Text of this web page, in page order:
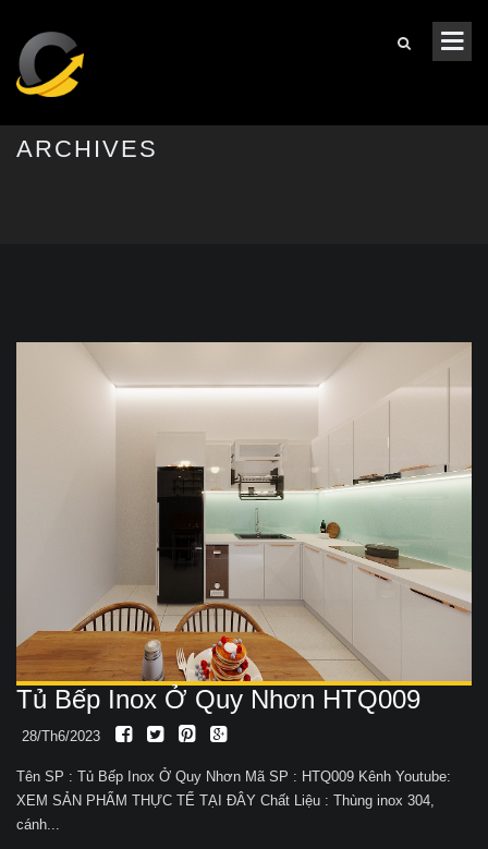
ARCHIVES
Tủ Bếp Inox Ở Quy Nhơn HTQ009
28/Th6/2023
Tên SP : Tủ Bếp Inox Ở Quy Nhơn Mã SP : HTQ009 Kênh Youtube:
XEM SẢN PHẨM THỰC TẾ TẠI ĐÂY Chất Liệu : Thùng inox 304,
cánh...